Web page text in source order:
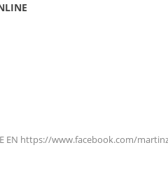
FE EN https://www.facebook.com/